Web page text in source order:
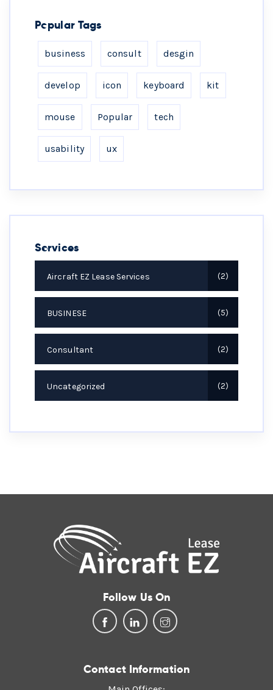
Popular Tags
business consult desgin
develop icon keyboard kit
mouse Popular tech
usability ux
Services
Aircraft EZ Lease Services 2
BUSINESE 5
Consultant 2
Uncategorized 2
Follow Us On
Contact Information